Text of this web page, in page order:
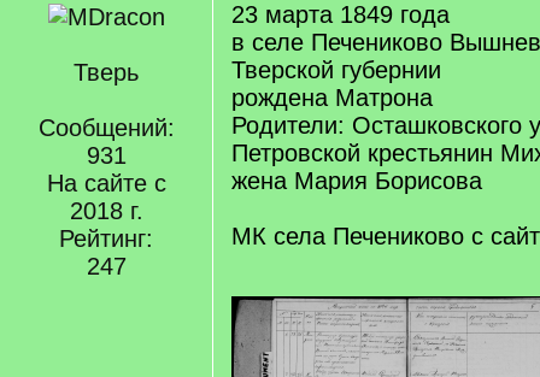
Тверь
Сообщений:
931
На сайте с
2018 г.
Рейтинг:
247
23 марта 1849 года
в селе Печениково
Тверской губернии
рождена Матрона
Родители: Осташковского
Петровской крестьянин
жена Мария Борисова
МК села Печениково с